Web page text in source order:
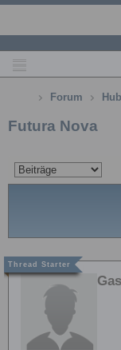
Forum
Futura Nova